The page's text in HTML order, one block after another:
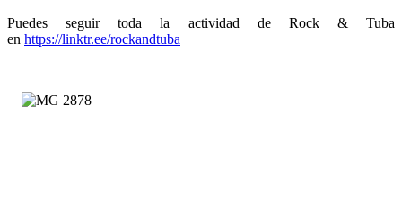
Puedes seguir toda la actividad de Rock & Tuba
en https://linktr.ee/rockandtuba